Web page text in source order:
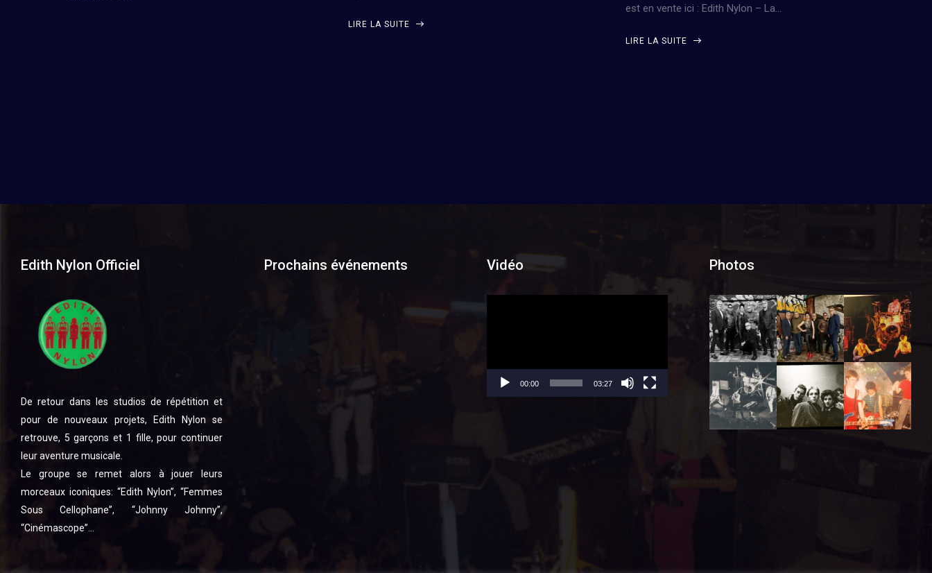
LIRE LA SUITE
est en vente ici : Edith Nylon – La…
LIRE LA SUITE
Edith Nylon Officiel
De retour dans les studios de répétition et
pour de nouveaux projets, Edith Nylon se
retrouve, 5 garçons et 1 fille, pour continuer
leur aventure musicale.
Le groupe se remet alors à jouer leurs
morceaux iconiques: “Edith Nylon”, “Femmes
Sous Cellophane”, “Johnny Johnny”,
“Cinémascope”…
Prochains événements Vidéo
00:00 03:27
Photos